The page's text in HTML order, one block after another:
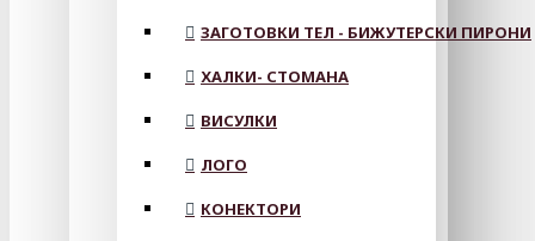
ЗАГОТОВКИ ТЕЛ - БИЖУТЕРСКИ ПИРОНИ
ХАЛКИ- СТОМАНА
ВИСУЛКИ
ЛОГО
КОНЕКТОРИ